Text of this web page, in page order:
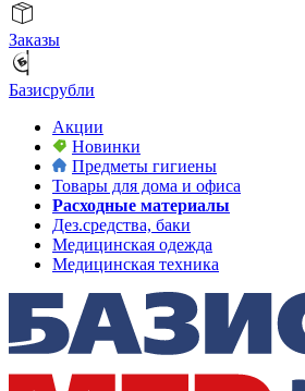
Заказы
Базисрубли
Акции
Новинки
Предметы гигиены
Товары для дома и офиса
Расходные материалы
Дез.средства, баки
Медицинская одежда
Медицинская техника